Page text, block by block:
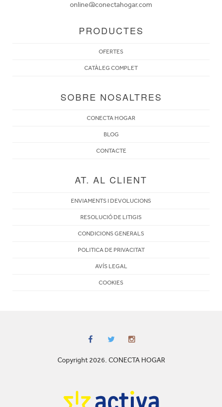
online@conectahogar.com
PRODUCTES
OFERTES
CATÀLEG COMPLET
SOBRE NOSALTRES
CONECTA HOGAR
BLOG
CONTACTE
AT. AL CLIENT
ENVIAMENTS I DEVOLUCIONS
RESOLUCIÓ DE LITIGIS
CONDICIONS GENERALS
POLITICA DE PRIVACITAT
AVÍS LEGAL
COOKIES
Copyright 2026. CONECTA HOGAR